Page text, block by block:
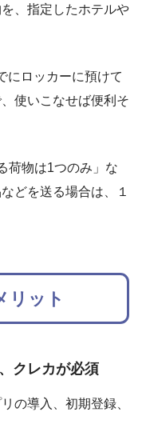
、指定したホテルや
にロッカーに預けて
使いこなせば便利そ
荷物は1つのみ」な
どを送る場合は、１
リット
クレカが必須
の導入、初期登録、